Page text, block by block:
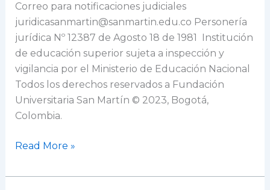
Correo para notificaciones judiciales
juridicasanmartin@sanmartin.edu.co Personería
jurídica Nº 12387 de Agosto 18 de 1981 Institución
de educación superior sujeta a inspección y
vigilancia por el Ministerio de Educación Nacional
Todos los derechos reservados a Fundación
Universitaria San Martín © 2023, Bogotá,
Colombia.
Read More »